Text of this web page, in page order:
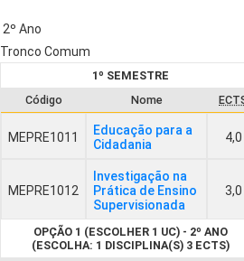
2º Ano
Tronco Comum
1º SEMESTRE
Código
Nome
MEPRE1011
Educação para a
Cidadania
4,0
MEPRE1012
Investigação na
Prática de Ensino
Supervisionada
3,0
OPÇÃO 1 (ESCOLHER 1 UC) - 2º ANO
(ESCOLHA: 1 DISCIPLINA(S) 3 ECTS)